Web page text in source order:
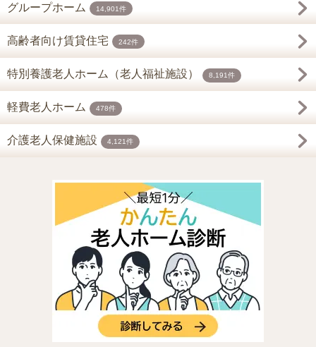
グループホーム 14,901件
高齢者向け賃貸住宅 242件
特別養護老人ホーム（老人福祉施設） 8,191件
軽費老人ホーム 478件
介護老人保健施設 4,121件